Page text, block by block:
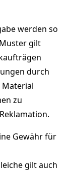
werden so
gilt
durch
Material
zu
Gewähr für
gilt auch